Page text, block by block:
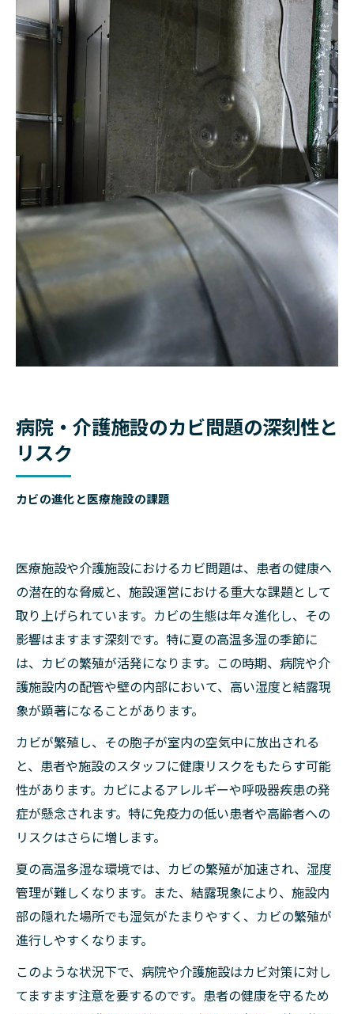
病院・介護施設のカビ問題の深刻性と
リスク
カビの進化と医療施設の課題
医療施設や介護施設におけるカビ問題は、患者の健康へ
の潜在的な脅威と、施設運営における重大な課題として
取り上げられています。カビの生態は年々進化し、その
影響はますます深刻です。特に夏の高温多湿の季節に
は、カビの繁殖が活発になります。この時期、病院や介
護施設内の配管や壁の内部において、高い湿度と結露現
象が顕著になることがあります。
カビが繁殖し、その胞子が室内の空気中に放出される
と、患者や施設のスタッフに健康リスクをもたらす可能
性があります。カビによるアレルギーや呼吸器疾患の発
症が懸念されます。特に免疫力の低い患者や高齢者への
リスクはさらに増します。
夏の高温多湿な環境では、カビの繁殖が加速され、湿度
管理が難しくなります。また、結露現象により、施設内
部の隠れた場所でも湿気がたまりやすく、カビの繁殖が
進行しやすくなります。
このような状況下で、病院や介護施設はカビ対策に対し
てますます注意を要するのです。患者の健康を守るため